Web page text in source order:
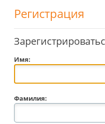
Регистрация
Имя:
Фамилия: